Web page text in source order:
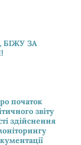
БІЖУ ЗА
початок
звіту
здійснення